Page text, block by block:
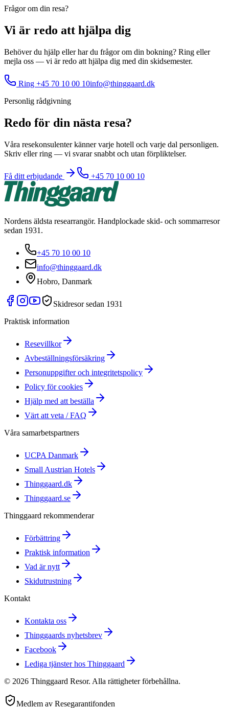
Frågor om din resa?
Vi är redo att hjälpa dig
Behöver du hjälp eller har du frågor om din bokning? Ring eller
mejla oss — vi är redo att hjälpa dig med din skidsemester.
Ring +45 70 10 00 10info@thinggaard.dk
Personlig rådgivning
Redo för din nästa resa?
Våra resekonsulenter känner varje hotell och varje dal personligen.
Skriv eller ring — vi svarar snabbt och utan förpliktelser.
Få ditt erbjudande +45 70 10 00 10
Nordens äldsta researrangör. Handplockade skid- och sommarresor
sedan 1931.
+45 70 10 00 10
info@thinggaard.dk
Hobro, Danmark
Skidresor sedan 1931
Praktisk information
Resevillkor
Avbeställningsförsäkring
Personuppgifter och integritetspolicy
Policy för cookies
Hjälp med att beställa
Värt att veta / FAQ
Våra samarbetspartners
UCPA Danmark
Small Austrian Hotels
Thinggaard.dk
Thinggaard.se
Thinggaard rekommenderar
Förbättring
Praktisk information
Vad är nytt
Skidutrustning
Kontakt
Kontakta oss
Thinggaards nyhetsbrev
Facebook
Lediga tjänster hos Thinggaard
© 2026 Thinggaard Resor. Alla rättigheter förbehållna.
Medlem av Resegarantifonden